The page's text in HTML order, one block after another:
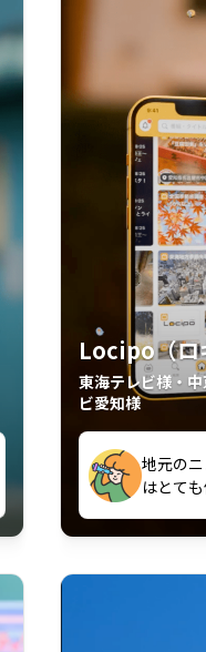
Locipo（ロ
東海テレビ様・
ビ愛知様
中京テレ
外から
いつも